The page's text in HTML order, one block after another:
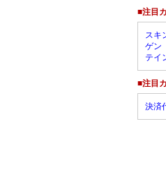
■注目
スキ
ゲン
テイ
■注目
決済